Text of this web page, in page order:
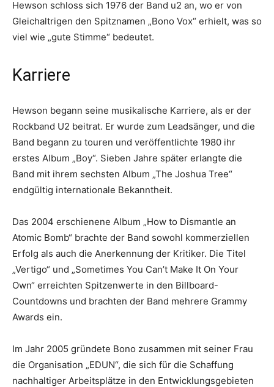
Hewson schloss sich 1976 der Band u2 an, wo er von
Gleichaltrigen den Spitznamen „Bono Vox“ erhielt, was so
viel wie „gute Stimme“ bedeutet.
Karriere
Hewson begann seine musikalische Karriere, als er der
Rockband U2 beitrat. Er wurde zum Leadsänger, und die
Band begann zu touren und veröffentlichte 1980 ihr
erstes Album „Boy“. Sieben Jahre später erlangte die
Band mit ihrem sechsten Album „The Joshua Tree“
endgültig internationale Bekanntheit.
Das 2004 erschienene Album „How to Dismantle an
Atomic Bomb“ brachte der Band sowohl kommerziellen
Erfolg als auch die Anerkennung der Kritiker. Die Titel
„Vertigo“ und „Sometimes You Can’t Make It On Your
Own“ erreichten Spitzenwerte in den Billboard-
Countdowns und brachten der Band mehrere Grammy
Awards ein.
Im Jahr 2005 gründete Bono zusammen mit seiner Frau
die Organisation „EDUN“, die sich für die Schaffung
nachhaltiger Arbeitsplätze in den Entwicklungsgebieten